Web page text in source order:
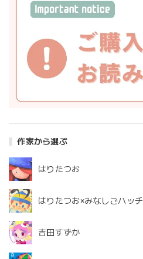
作家から選ぶ
はりたつお
はりたつお×みなしごハッチ
吉田すずか